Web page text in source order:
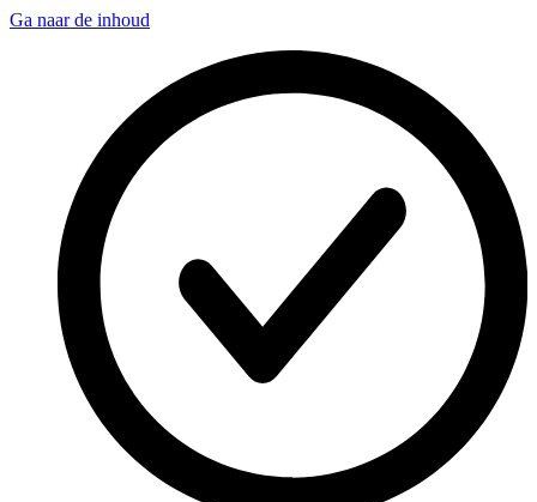
Ga naar de inhoud